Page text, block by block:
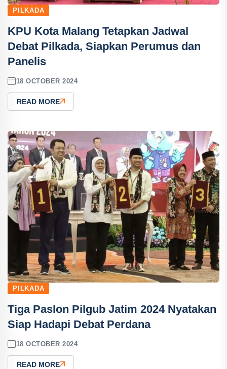
PILKADA
KPU Kota Malang Tetapkan Jadwal
Debat Pilkada, Siapkan Perumus dan
Panelis
18 OCTOBER 2024
READ MORE
PILKADA
Tiga Paslon Pilgub Jatim 2024 Nyatakan
Siap Hadapi Debat Perdana
18 OCTOBER 2024
READ MORE